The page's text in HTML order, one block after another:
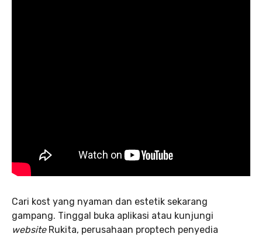
Cari kost yang nyaman dan estetik sekarang
gampang. Tinggal buka aplikasi atau kunjungi
website Rukita, perusahaan proptech penyedia